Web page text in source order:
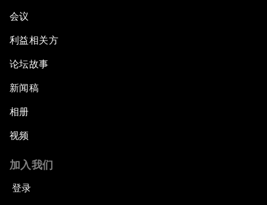
会议
利益相关方
论坛故事
新闻稿
相册
视频
加入我们
登录